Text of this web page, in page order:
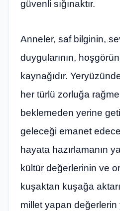
güvenli sığınaktır.
Anneler, saf bilginin,
duygularının,
kaynağıdır.
her türlü zorluğa
beklemeden yerine
geleceği emanet
hayata hazırlamanın
kültür değerlerinin ve
kuşaktan kuşağa
millet yapan değerlerin